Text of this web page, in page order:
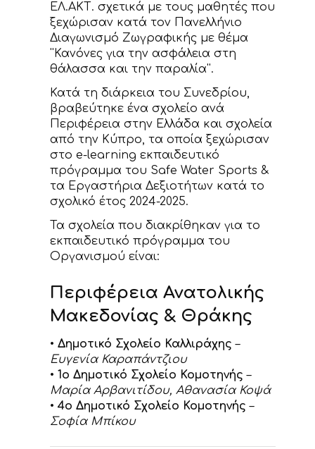
ΕΛ.ΑΚΤ. σχετικά με τους μαθητές που
ξεχώρισαν κατά τον Πανελλήνιο
Διαγωνισμό Ζωγραφικής με θέμα
''Κανόνες για την ασφάλεια στη
θάλασσα και την παραλία''.
Κατά τη διάρκεια του Συνεδρίου,
βραβεύτηκε ένα σχολείο ανά
Περιφέρεια στην Ελλάδα και σχολεία
από την Κύπρο, τα οποία ξεχώρισαν
στο e-learning εκπαιδευτικό
πρόγραμμα του Safe Water Sports &
τα Εργαστήρια Δεξιοτήτων κατά το
σχολικό έτος 2024-2025.
Τα σχολεία που διακρίθηκαν για το
εκπαιδευτικό πρόγραμμα του
Οργανισμού είναι:
Περιφέρεια Ανατολικής
Μακεδονίας & Θράκης
• Δημοτικό Σχολείο Καλλιράχης –
Ευγενία Καραπάντζιου
• 1ο Δημοτικό Σχολείο Κομοτηνής –
Μαρία Αρβανιτίδου, Αθανασία Κοψά
• 4ο Δημοτικό Σχολείο Κομοτηνής –
Σοφία Μπίκου